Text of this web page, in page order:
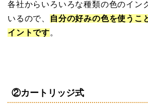
各社からいろいろな種類の色のイン
いるので、
自分の好みの色を使うこ
イントです。
②カートリッジ式